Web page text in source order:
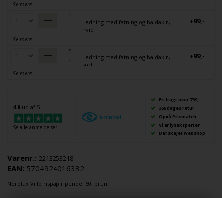
Se mere
Se mere
Ledning med fatning og baldakin,
hvid
+99,-
Se mere
Ledning med fatning og baldakin,
sort
+99,-
4.8 ud af 5
Se alle anmeldelser
Fri fragt over 799,-
366 dages retur
Opnå Prismatch
Vi er lyseksperter
Danskejet webshop
Varenr.: 2213253218
EAN: 5704924016332
Nordlux Villo rispapir pendel 60, brun